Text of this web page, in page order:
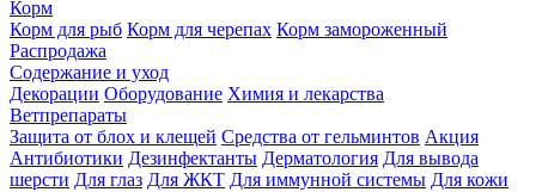
Корм
Корм для рыб Корм для черепах Корм замороженный
Распродажа
Содержание и уход
Декорации Оборудование Химия и лекарства
Ветпрепараты
Защита от блох и клещей Средства от гельминтов Акция
Антибиотики Дезинфектанты Дерматология Для вывода
шерсти Для глаз Для ЖКТ Для иммунной системы Для кожи